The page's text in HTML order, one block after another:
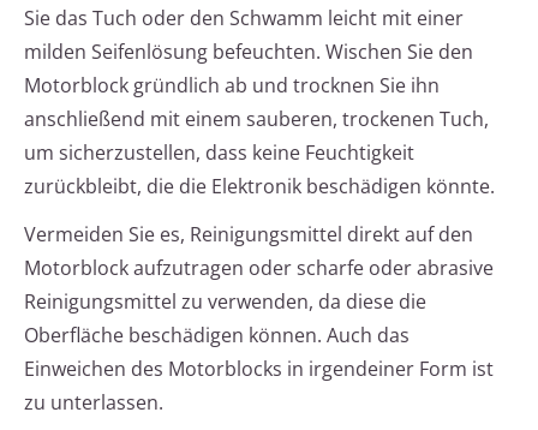
Sie das Tuch oder den Schwamm leicht mit einer
milden Seifenlösung befeuchten. Wischen Sie den
Motorblock gründlich ab und trocknen Sie ihn
anschließend mit einem sauberen, trockenen Tuch,
um sicherzustellen, dass keine Feuchtigkeit
zurückbleibt, die die Elektronik beschädigen könnte.
Vermeiden Sie es, Reinigungsmittel direkt auf den
Motorblock aufzutragen oder scharfe oder abrasive
Reinigungsmittel zu verwenden, da diese die
Oberfläche beschädigen können. Auch das
Einweichen des Motorblocks in irgendeiner Form ist
zu unterlassen.